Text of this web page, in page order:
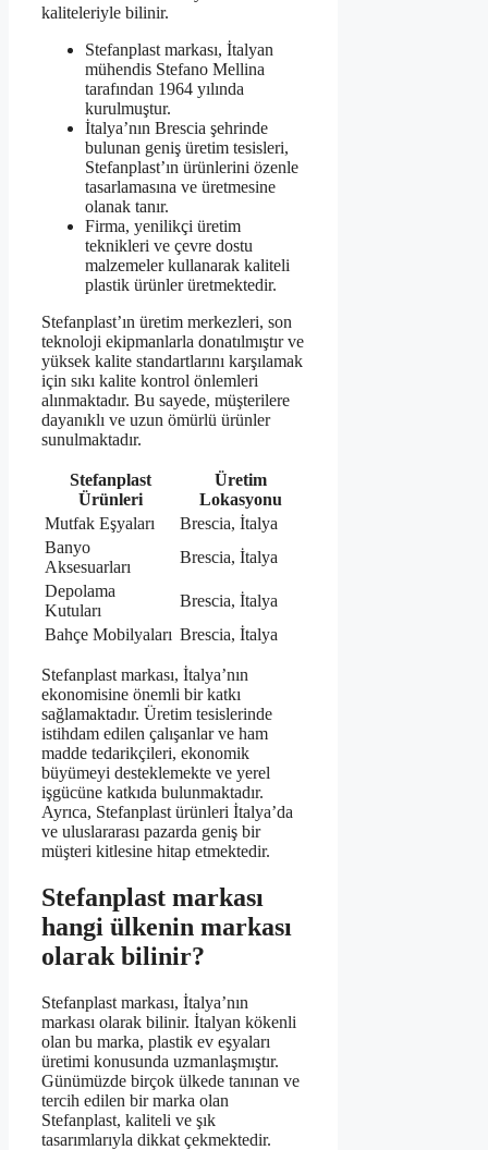
kaliteleriyle bilinir.
Stefanplast markası, İtalyan
mühendis Stefano Mellina
tarafından 1964 yılında
kurulmuştur.
İtalya’nın Brescia şehrinde
bulunan geniş üretim tesisleri,
Stefanplast’ın ürünlerini özenle
tasarlamasına ve üretmesine
olanak tanır.
Firma, yenilikçi üretim
teknikleri ve çevre dostu
malzemeler kullanarak kaliteli
plastik ürünler üretmektedir.
Stefanplast’ın üretim merkezleri, son
teknoloji ekipmanlarla donatılmıştır ve
yüksek kalite standartlarını karşılamak
için sıkı kalite kontrol önlemleri
alınmaktadır. Bu sayede, müşterilere
dayanıklı ve uzun ömürlü ürünler
sunulmaktadır.
Stefanplast
Ürünleri
Üretim
Lokasyonu
Mutfak Eşyaları
Brescia, İtalya
Banyo
Aksesuarları
Brescia, İtalya
Depolama
Kutuları
Brescia, İtalya
Bahçe Mobilyaları Brescia, İtalya
Stefanplast markası, İtalya’nın
ekonomisine önemli bir katkı
sağlamaktadır. Üretim tesislerinde
istihdam edilen çalışanlar ve ham
madde tedarikçileri, ekonomik
büyümeyi desteklemekte ve yerel
işgücüne katkıda bulunmaktadır.
Ayrıca, Stefanplast ürünleri İtalya’da
ve uluslararası pazarda geniş bir
müşteri kitlesine hitap etmektedir.
Stefanplast markası
hangi ülkenin markası
olarak bilinir?
Stefanplast markası, İtalya’nın
markası olarak bilinir. İtalyan kökenli
olan bu marka, plastik ev eşyaları
üretimi konusunda uzmanlaşmıştır.
Günümüzde birçok ülkede tanınan ve
tercih edilen bir marka olan
Stefanplast, kaliteli ve şık
tasarımlarıyla dikkat çekmektedir.